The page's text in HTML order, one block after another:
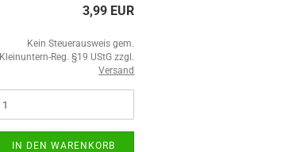
3,99 EUR
Kein Steuerausweis gem.
Kleinuntern-Reg. §19 UStG zzgl.
Versand
IN DEN WARENKORB